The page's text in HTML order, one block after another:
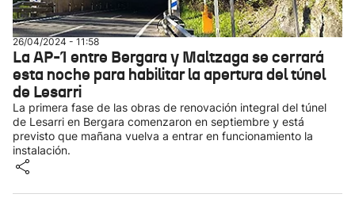
26/04/2024 - 11:58
La AP-1 entre Bergara y Maltzaga se cerrará
esta noche para habilitar la apertura del túnel
de Lesarri
La primera fase de las obras de renovación integral del túnel
de Lesarri en Bergara comenzaron en septiembre y está
previsto que mañana vuelva a entrar en funcionamiento la
instalación.